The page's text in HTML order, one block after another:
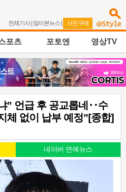
전체기사| 많이본뉴스 | 사진구매
포츠 포토엔 영상TV
” 언급 후 공교롭네‥수
체 없이 납부 예정”[종합]
네이버 연예뉴스